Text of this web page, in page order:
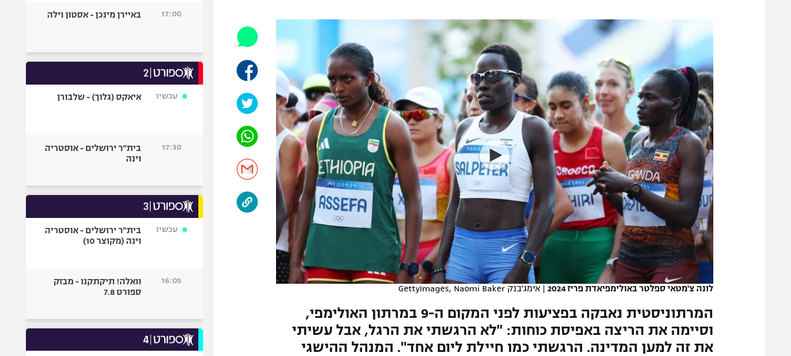
תקנון משתתפים וזוכים בפרסים
תקנון עבור פעילות אלקטרה
תקנון עבור פעילות ספורט 1 – "מרלן"
טניס
גיימינג E-Sports
תנאי שימוש
מדיניות פרטיות
תקנון פעילות ספורט 1
רשיון להקרנה פומבית לבית עסק
הצטרפות לחבילת הערוצים
לוח דרושים – ג'ובנט
המגזין
הפועל תל אביב
הפועל חיפה
הפועל באר שבע
מכבי נתניה
בני יהודה
ליגה סינית
ליגה ברזילאית
ליגות נוספות
אופניים
כדורמים
פוטבול אמריקאי NFL
בייסבול MLB
גיימינג E-Sports
לונה צ'מטאי ספלטר באולימפיאדת פריז 2024 | אימג'בנק GettyImages, Naomi Baker
המרתוניסטית נאבקה בפציעות לפני המקום ה-9 במרתון האולימפי,
וסיימה את הריצה באפיסת כוחות: "לא הרגשתי את הרגל, אבל עשיתי
את זה למען המדינה. הרגשתי כמו חיילת ליום אחד". המנהל ההישגי
17:00 באיירן מינכן - אסטון וילה
עכשיו איאקס (גלוך) - שלבורן
17:30
בית"ר ירושלים - אוסטריה
וינה
עכשיו
בית"ר ירושלים - אוסטריה
וינה (מקוצר 10)
16:05
וואלה! תיקתקנו - מבזק
ספורט 7.8